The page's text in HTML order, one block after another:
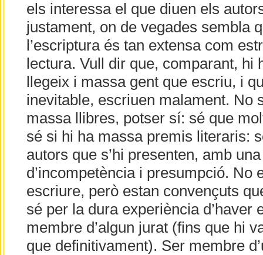
els interessa el que diuen els
justament, on de vegades sembla
l’escriptura és tan extensa com
lectura. Vull dir que, comparant, hi
llegeix i massa gent que escriu, i
inevitable, escriuen malament. No
massa llibres, potser sí: sé que
sé si hi ha massa premis literaris:
autors que s’hi presenten, amb
d’incompetència i presumpció. No
escriure, però estan convençuts
sé per la dura experiència d’haver
membre d’algun jurat (fins que hi
que definitivament). Ser membre